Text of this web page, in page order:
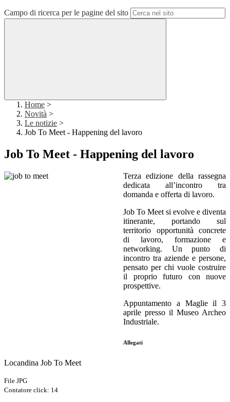
Campo di ricerca per le pagine del sito
Home >
Novità >
Le notizie >
Job To Meet - Happening del lavoro
Job To Meet - Happening del lavoro
Terza edizione della rassegna
dedicata all’incontro tra
domanda e offerta di lavoro.
Job To Meet si evolve e diventa
itinerante, portando sul
territorio opportunità concrete
di lavoro, formazione e
networking. Un punto di
incontro tra aziende e persone,
pensato per chi vuole costruire
il proprio futuro con nuove
prospettive.
Appuntamento a Maglie il 3
aprile presso il Museo Archeo
Industriale.
Allegati
Locandina Job To Meet
File JPG
Contatore click: 14